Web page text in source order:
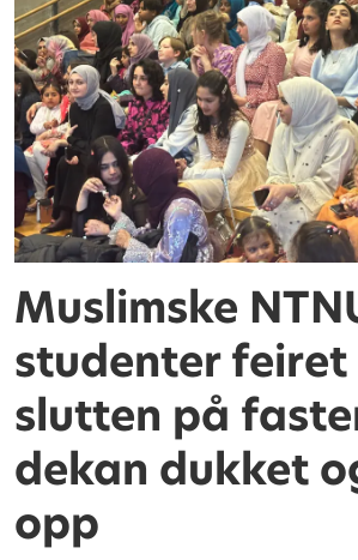
Muslimske
studenter feiret
slutten på
dekan dukket
opp